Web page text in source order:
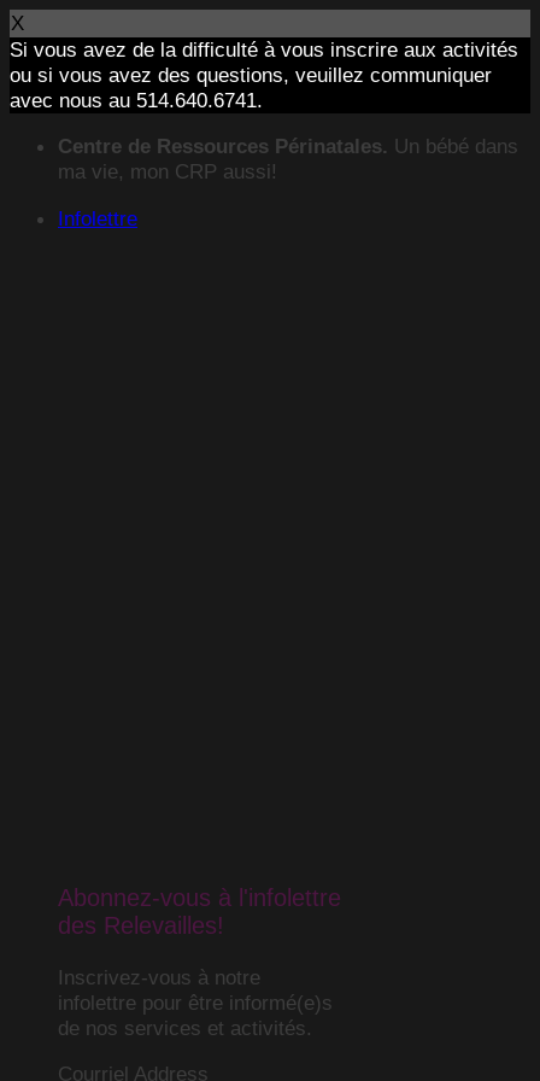
X
Si vous avez de la difficulté à vous inscrire aux activités
ou si vous avez des questions, veuillez communiquer
avec nous au 514.640.6741.
contenu
Centre de Ressources Périnatales. Un bébé dans
ma vie, mon CRP aussi!
Infolettre
Abonnez-vous à l'infolettre
des Relevailles!
Inscrivez-vous à notre
infolettre pour être informé(e)s
de nos services et activités.
Courriel Address